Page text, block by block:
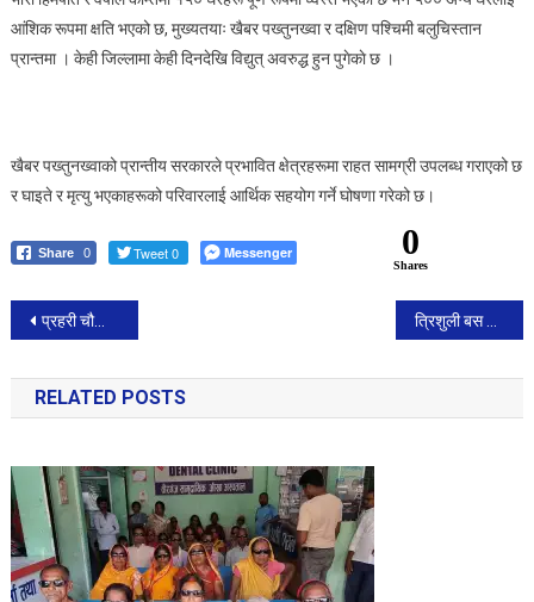
आंशिक रूपमा क्षति भएको छ, मुख्यतयाः खैबर पख्तुनख्वा र दक्षिण पश्चिमी बलुचिस्तान
प्रान्तमा । केही जिल्लामा केही दिनदेखि विद्युत् अवरुद्ध हुन पुगेकाे छ ।
खैबर पख्तुनख्वाको प्रान्तीय सरकारले प्रभावित क्षेत्रहरूमा राहत सामग्री उपलब्ध गराएको छ
र घाइते र मृत्यु भएकाहरूको परिवारलाई आर्थिक सहयोग गर्ने घोषणा गरेको छ।
Share 0 Tweet 0 Messenger 0
Shares
Post
navigation
प्रहरी चौकी ईनर्वाद्वारा लागु औषधसहित ४ जना पक्राउ ।
RELATED POSTS